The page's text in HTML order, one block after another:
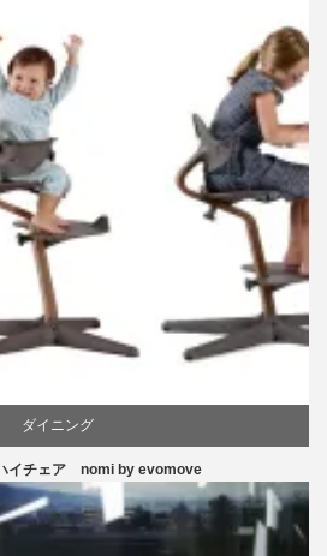
ダイニング
ター・オブスヴィック
イチェア nomi by evomove